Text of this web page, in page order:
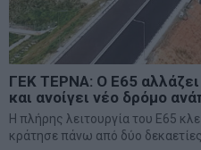
ΓΕΚ ΤΕΡΝΑ: Ο Ε65
και ανοίγει νέο δρόμο
Η πλήρης λειτουργία του Ε65
κράτησε πάνω από δύο